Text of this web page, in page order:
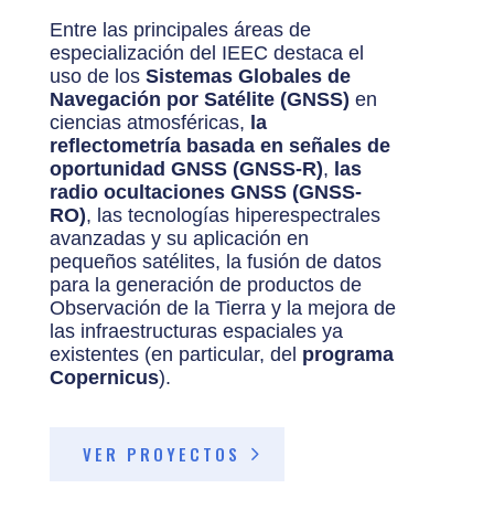
Entre las principales áreas de
especialización del IEEC destaca el
uso de los Sistemas Globales de
Navegación por Satélite (GNSS) en
ciencias atmosféricas, la
reflectometría basada en señales de
oportunidad GNSS (GNSS-R), las
radio ocultaciones GNSS (GNSS-
RO), las tecnologías hiperespectrales
avanzadas y su aplicación en
pequeños satélites, la fusión de datos
para la generación de productos de
Observación de la Tierra y la mejora de
las infraestructuras espaciales ya
existentes (en particular, del programa
Copernicus).
VER PROYECTOS